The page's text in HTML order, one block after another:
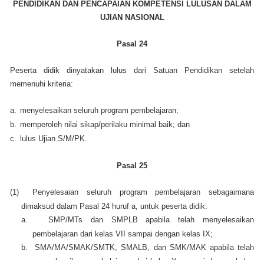
PENDIDIKAN DAN PENCAPAIAN KOMPETENSI LULUSAN DALAM
UJIAN NASIONAL
Pasal 24
Peserta didik dinyatakan lulus dari Satuan Pendidikan setelah
memenuhi kriteria:
a.
menyelesaikan seluruh program pembelajaran;
b.
memperoleh nilai sikap/perilaku minimal baik; dan
c.
lulus Ujian S/M/PK.
Pasal 25
(1)
Penyelesaian seluruh program pembelajaran sebagaimana
dimaksud dalam Pasal 24 huruf a, untuk peserta didik:
a.
SMP/MTs dan SMPLB apabila telah menyelesaikan
pembelajaran dari kelas VII sampai dengan kelas IX;
b.
SMA/MA/SMAK/SMTK, SMALB, dan SMK/MAK apabila telah